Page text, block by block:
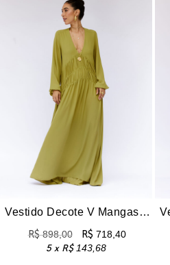
Vestido Decote V Mangas Longas Zoe – Limoncello
R$898,00 R$ 718,40
5 x R$143,68